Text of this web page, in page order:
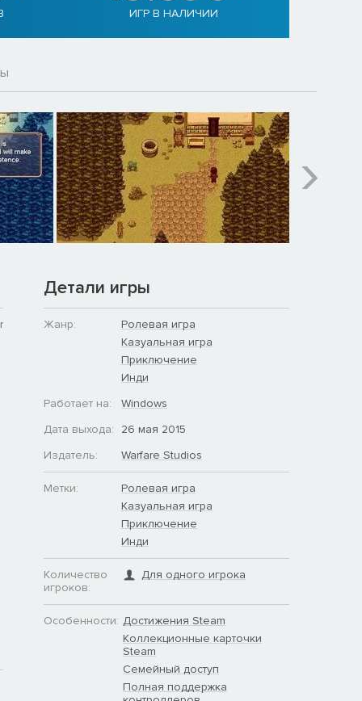
ИГР В НАЛИЧИИ
Детали игры
Жанр:
Ролевая игра
Казуальная игра
Приключение
Инди
Работает на:
Windows
Дата выхода:
26 мая 2015
Издатель:
Warfare Studios
Метки:
Ролевая игра
Казуальная игра
Приключение
Инди
Количество
игроков:
Для одного игрока
Особенности: Достижения Steam
Коллекционные карточки
Steam
Семейный доступ
Полная поддержка